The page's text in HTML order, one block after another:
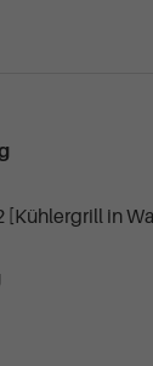
[Kühlergrill in